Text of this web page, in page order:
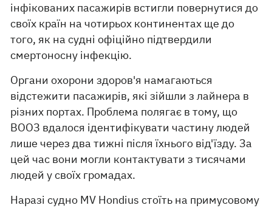
інфікованих пасажирів встигли повернутися до
своїх країн на чотирьох континентах ще до
того, як на судні офіційно підтвердили
смертоносну інфекцію.
Органи охорони здоров'я намагаються
відстежити пасажирів, які зійшли з лайнера в
різних портах. Проблема полягає в тому, що
ВООЗ вдалося ідентифікувати частину людей
лише через два тижні після їхнього від'їзду. За
цей час вони могли контактувати з тисячами
людей у своїх громадах.
Наразі судно MV Hondius стоїть на примусовому